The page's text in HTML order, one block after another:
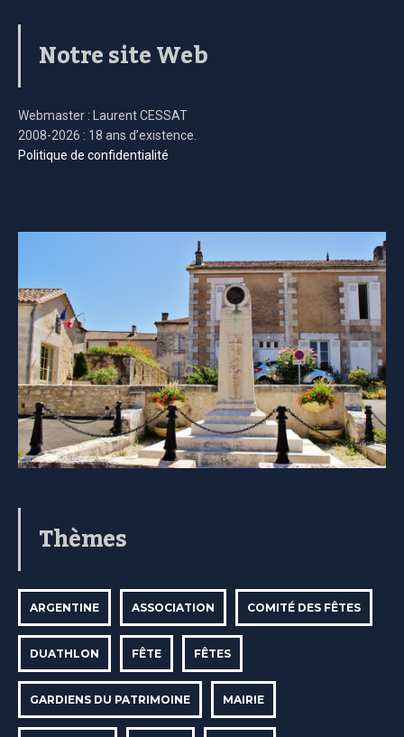
Notre site Web
Webmaster : Laurent CESSAT
2008-2026 : 18 ans d’existence.
Politique de confidentialité
Thèmes
ARGENTINE ASSOCIATION COMITÉ DES FÊTES
DUATHLON FÊTE FÊTES
GARDIENS DU PATRIMOINE MAIRIE